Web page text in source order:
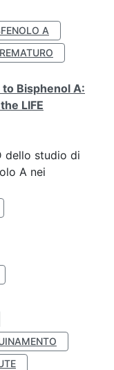
A
Bisphenol A:
LIFE
dello studio di
A nei